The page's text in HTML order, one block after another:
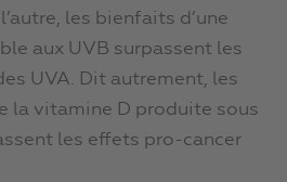
les bienfaits d’une
aux UVB surpassent les
UVA. Dit autrement, les
la vitamine D produite sous
les effets pro-cancer